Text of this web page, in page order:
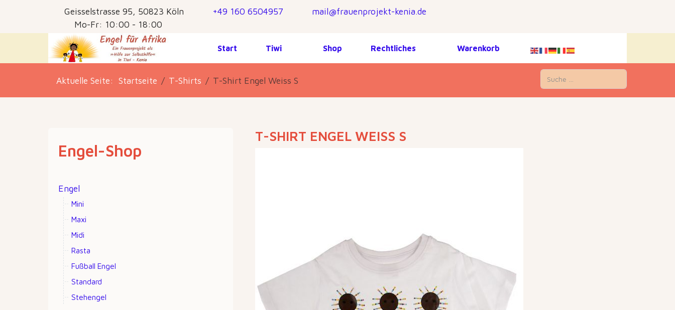
Geisselstrasse 95, 50823 Köln +49 160 6504957
mail@frauenprojekt-kenia.de
Mo-Fr: 10:00 - 18:00
Start Tiwi Shop Rechtliches Warenkorb
Aktuelle Seite: Startseite T-Shirts T-Shirt Engel Weiss S
Suchen
Engel-Shop
Engel
Mini
Maxi
Midi
Rasta
Fußball Engel
Standard
Stehengel
T-SHIRT ENGEL WEISS S